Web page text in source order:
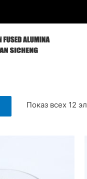
Показ всех 12